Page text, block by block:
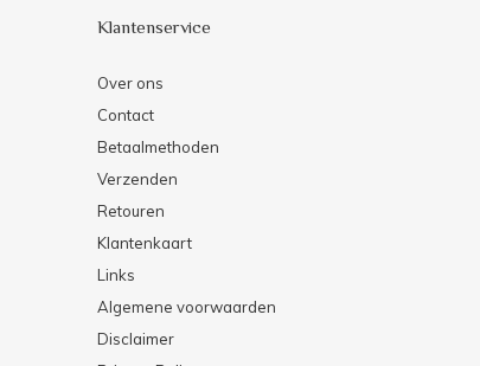
Klantenservice
Over ons
Contact
Betaalmethoden
Verzenden
Retouren
Klantenkaart
Links
Algemene voorwaarden
Disclaimer